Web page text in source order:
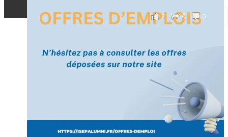
2 0 0
Voir sur Facebook · Partager
[Enquête IESF 2026] Top départ 🚀
👩‍🎓 Ingénieurs diplômés, vous avez jusqu’au 31
mai pour participer et faire entendre votre voix !
Depuis plus de 60 ans, cette enquête vise à établir
un panorama complet de la situation socio-
professionnelle des ingénieurs et scientifiques
français.
Prénom
Mot de passe